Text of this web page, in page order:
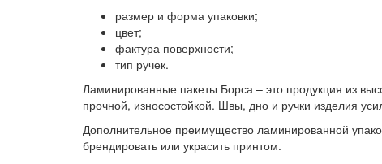
размер и форма упаковки;
цвет;
фактура поверхности;
тип ручек.
Ламинированные пакеты Борса – это продукция из
прочной, износостойкой. Швы, дно и ручки изделия
Дополнительное преимущество ламинированной
брендировать или украсить принтом.